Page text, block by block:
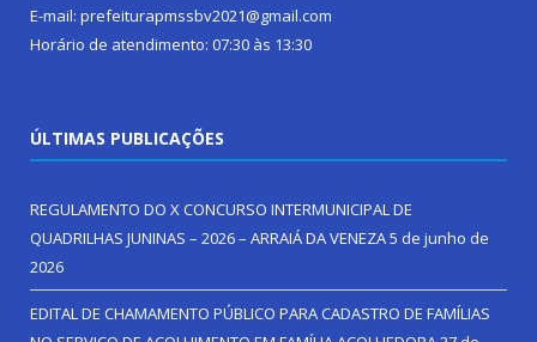
E-mail: prefeiturapmssbv2021@gmail.com
Horário de atendimento: 07:30 às 13:30
ÚLTIMAS PUBLICAÇÕES
REGULAMENTO DO X CONCURSO INTERMUNICIPAL DE
QUADRILHAS JUNINAS – 2026 – ARRAIÁ DA VENEZA5 de junho de
2026
EDITAL DE CHAMAMENTO PÚBLICO PARA CADASTRO DE FAMÍLIAS